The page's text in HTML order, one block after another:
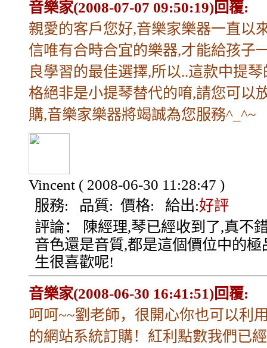
音樂家(2008-07-07 09:50:19)回覆:
親愛的客戶您好,音樂家樂器一直以
信唯有合時合宜的樂器,才能給孩子
良學習的最佳選擇,所以..這款中提琴
格絕非是小提琴替代的唷,請您可以
購,音樂家樂器將竭誠為您服務^_^~
Vincent ( 2008-06-30 11:28:47 )
服務: 品質: 價格: 給出:好評
評論：
陳經理,琴已經收到了,真不
音色還是音質,都是這個價位中的極
生很喜歡呢!
音樂家(2008-06-30 16:41:51)回覆:
呵呵~~劉老師，很開心你也可以利
的網站系統訂購！紅利點數我們已